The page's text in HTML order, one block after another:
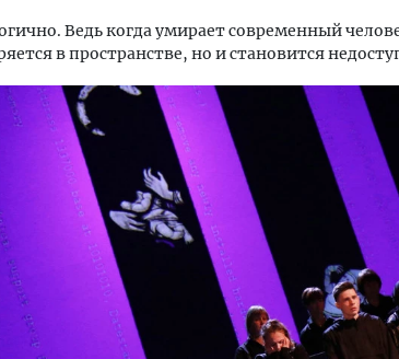
Ведь когда умирает современный
в пространстве, но и становится